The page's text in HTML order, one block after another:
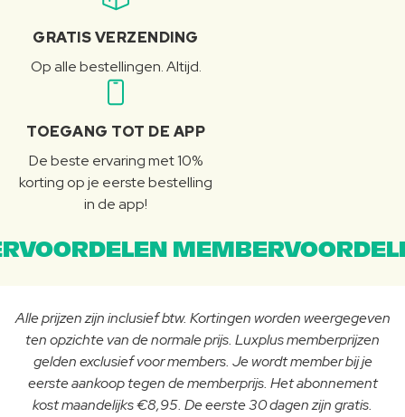
GRATIS VERZENDING
Op alle bestellingen. Altijd.
TOEGANG TOT DE APP
De beste ervaring met 10%
korting op je eerste bestelling
in de app!
Alle prijzen zijn inclusief btw. Kortingen worden weergegeven
ten opzichte van de normale prijs. Luxplus memberprijzen
gelden exclusief voor members. Je wordt member bij je
eerste aankoop tegen de memberprijs. Het abonnement
kost maandelijks €8,95. De eerste 30 dagen zijn gratis.